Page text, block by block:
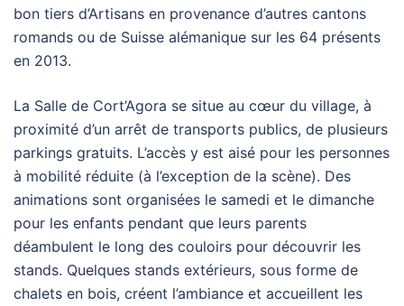
bon tiers d’Artisans en provenance d’autres cantons
romands ou de Suisse alémanique sur les 64 présents
en 2013.
La Salle de Cort’Agora se situe au cœur du village, à
proximité d’un arrêt de transports publics, de plusieurs
parkings gratuits. L’accès y est aisé pour les personnes
à mobilité réduite (à l’exception de la scène). Des
animations sont organisées le samedi et le dimanche
pour les enfants pendant que leurs parents
déambulent le long des couloirs pour découvrir les
stands. Quelques stands extérieurs, sous forme de
chalets en bois, créent l’ambiance et accueillent les